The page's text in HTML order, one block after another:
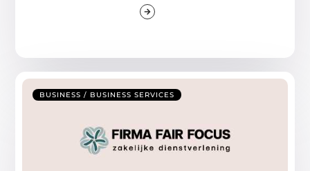
BUSINESS / BUSINESS SERVICES